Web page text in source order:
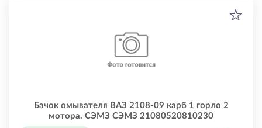
Бачок омывателя ВАЗ 2108-09 карб 1 горло 2
мотора. СЭМЗ СЭМЗ 21080520810230